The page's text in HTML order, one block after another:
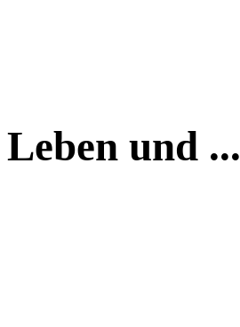
Leben und ...